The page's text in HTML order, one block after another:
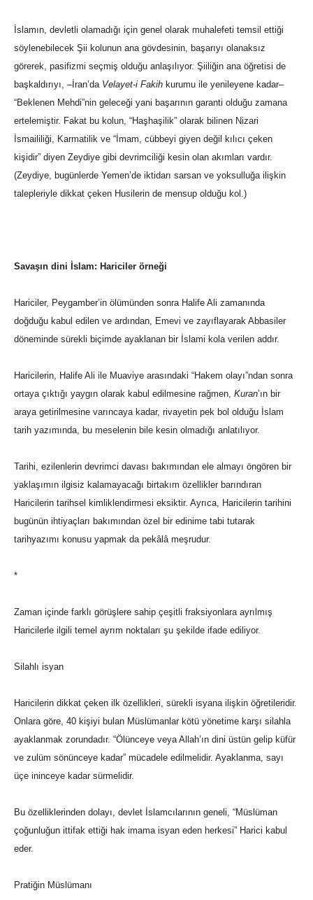
İslamın, devletli olamadığı için genel olarak muhalefeti temsil ettiği
söylenebilecek Şii kolunun ana gövdesinin, başarıyı olanaksız
görerek, pasifizmi seçmiş olduğu anlaşılıyor. Şiiliğin ana öğretisi de
başkaldırıyı, –İran’da Velayet-i Fakih kurumu ile yenileyene kadar–
“Beklenen Mehdi”nin geleceği yani başarının garanti olduğu zamana
ertelemiştir. Fakat bu kolun, “Haşhaşilik” olarak bilinen Nizari
İsmaililiği, Karmatilik ve “İmam, cübbeyi giyen değil kılıcı çeken
kişidir” diyen Zeydiye gibi devrimciliği kesin olan akımları vardır.
(Zeydiye, bugünlerde Yemen’de iktidarı sarsan ve yoksulluğa ilişkin
talepleriyle dikkat çeken Husilerin de mensup olduğu kol.)
Savaşın dini İslam: Hariciler örneği
Hariciler, Peygamber’in ölümünden sonra Halife Ali zamanında
doğduğu kabul edilen ve ardından, Emevi ve zayıflayarak Abbasiler
döneminde sürekli biçimde ayaklanan bir İslami kola verilen addır.
Haricilerin, Halife Ali ile Muaviye arasındaki “Hakem olayı”ndan sonra
ortaya çıktığı yaygın olarak kabul edilmesine rağmen, Kuran’ın bir
araya getirilmesine varıncaya kadar, rivayetin pek bol olduğu İslam
tarih yazımında, bu meselenin bile kesin olmadığı anlatılıyor.
Tarihi, ezilenlerin devrimci davası bakımından ele almayı öngören bir
yaklaşımın ilgisiz kalamayacağı birtakım özellikler barındıran
Haricilerin tarihsel kimliklendirmesi eksiktir. Ayrıca, Haricilerin tarihini
bugünün ihtiyaçları bakımından özel bir edinime tabi tutarak
tarihyazımı konusu yapmak da pekâlâ meşrudur.
*
Zaman içinde farklı görüşlere sahip çeşitli fraksiyonlara ayrılmış
Haricilerle ilgili temel ayrım noktaları şu şekilde ifade ediliyor.
Silahlı isyan
Haricilerin dikkat çeken ilk özellikleri, sürekli isyana ilişkin öğretileridir.
Onlara göre, 40 kişiyi bulan Müslümanlar kötü yönetime karşı silahla
ayaklanmak zorundadır. “Ölünceye veya Allah’ın dini üstün gelip küfür
ve zulüm sönünceye kadar” mücadele edilmelidir. Ayaklanma, sayı
üçe ininceye kadar sürmelidir.
Bu özelliklerinden dolayı, devlet İslamcılarının geneli, “Müslüman
çoğunluğun ittifak ettiği hak imama isyan eden herkesi” Harici kabul
eder.
Pratiğin Müslümanı